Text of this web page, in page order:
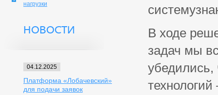
нагрузки
НОВОСТИ
04.12.2025
Платформа «Лобачевский»
для подачи заявок
В ходе
задач мы
убедились,